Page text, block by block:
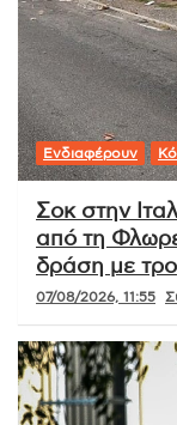
Ενδιαφέρουν
Σοκ στην
από τη
δράση με
07/08/2026, 11:55